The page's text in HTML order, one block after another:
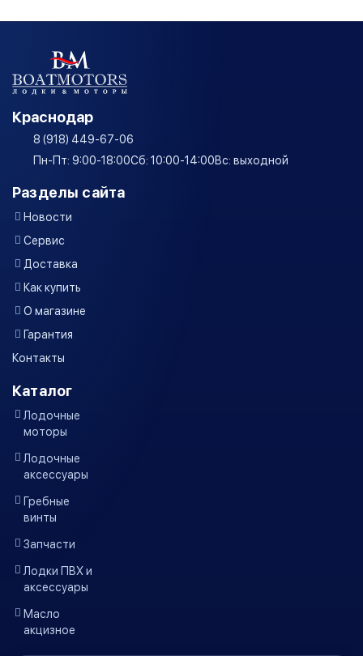
Краснодар
8 (918) 449-67-06
Пн-Пт: 9:00-18:00Сб: 10:00-14:00Вс: выходной
Разделы сайта
Новости
Сервис
Доставка
Как купить
О магазине
Гарантия
Контакты
Каталог
Лодочные
моторы
Лодочные
аксессуары
Гребные
винты
Запчасти
Лодки ПВХ и
аксессуары
Масло
акцизное